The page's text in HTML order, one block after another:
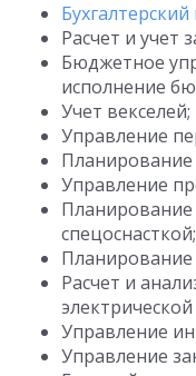
Расчет и учет
Бюджетное
исполнение
Учет векселей;
Управление
Планирование
Управление
Планирование
спецоснасткой;
Планирование
Расчет и
Управление
Управление